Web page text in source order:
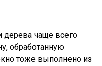
дерева чаще всего
обработанную
тоже выполнено из